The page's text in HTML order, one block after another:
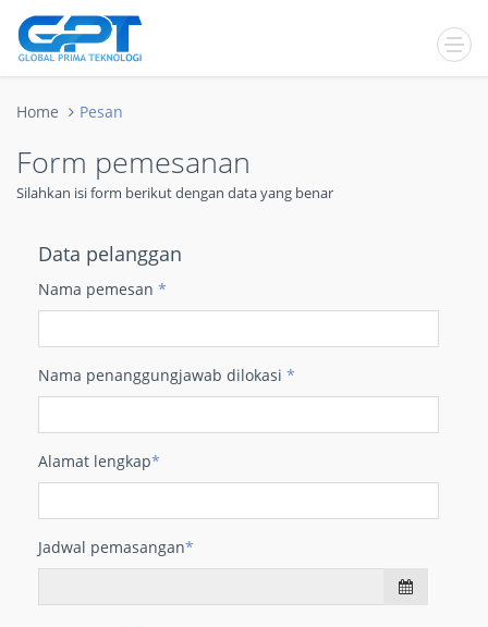
Home Pesan
Form pemesanan
Silahkan isi form berikut dengan data yang benar
Data pelanggan
Nama pemesan *
Nama penanggungjawab dilokasi *
Alamat lengkap*
Jadwal pemasangan*